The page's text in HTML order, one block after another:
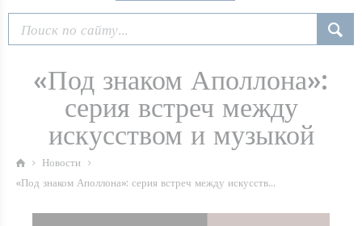
«Под знаком Аполлона»:
серия встреч между
искусством и музыкой
Новости
«Под знаком Аполлона»: серия встреч между искусств...